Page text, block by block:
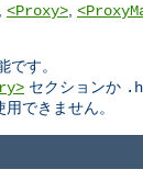
<Proxy>
です。
セクションか
できません。